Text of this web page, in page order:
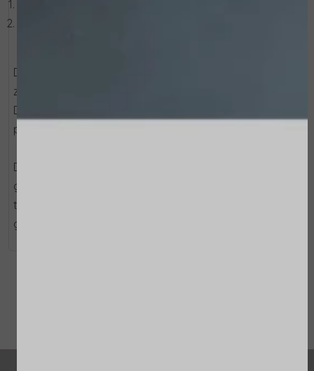
De perfecte routine om de teint te egaliseren en een
zichtbaar stralendere huid te onthullen.
De formules zijn vegan vriendelijk en bevatten een hoog
percentage ingrediënten van natuurlijke oorsprong.
De doos, met een uniek handgemaakt ontwerp, is
gemaakt voor creatief hergebruik of als stijlvolle
toevoeging aan je interieur. Gemaakt van 100% FSC-
gerecycled papier.